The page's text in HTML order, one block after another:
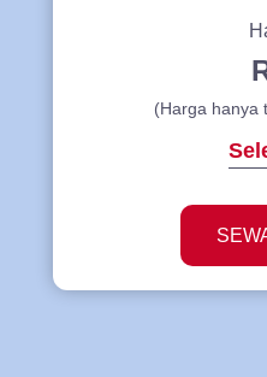
(Harga hanya